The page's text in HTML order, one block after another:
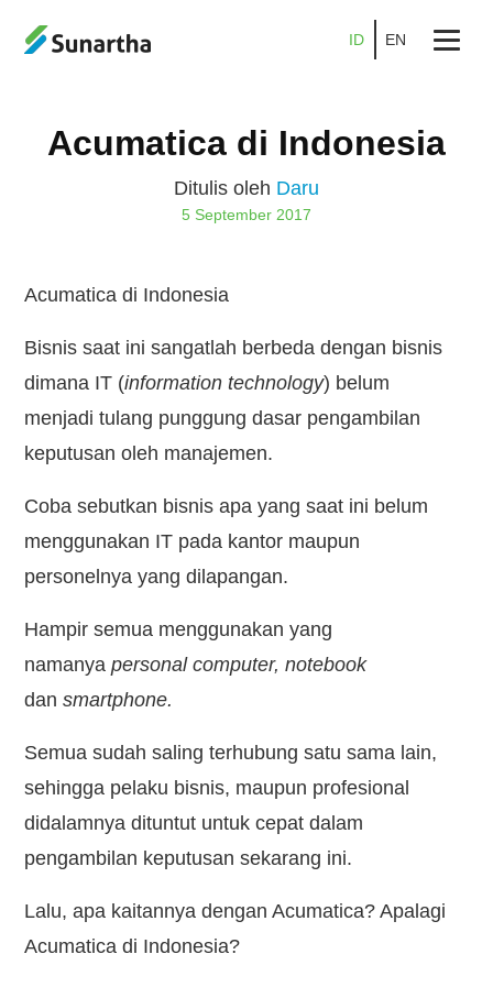
Tentang
Promo
Kemitraan
Blog
Kontak
ID EN
Acumatica di Indonesia
Ditulis oleh Daru
5 September 2017
Acumatica di Indonesia
Bisnis saat ini sangatlah berbeda dengan bisnis
dimana IT (information technology) belum
menjadi tulang punggung dasar pengambilan
keputusan oleh manajemen.
Coba sebutkan bisnis apa yang saat ini belum
menggunakan IT pada kantor maupun
personelnya yang dilapangan.
Hampir semua menggunakan yang
namanyapersonal computer, notebook
dansmartphone.
Semua sudah saling terhubung satu sama lain,
sehingga pelaku bisnis, maupun profesional
didalamnya dituntut untuk cepat dalam
pengambilan keputusan sekarang ini.
Lalu, apa kaitannya dengan Acumatica? Apalagi
Acumatica di Indonesia?